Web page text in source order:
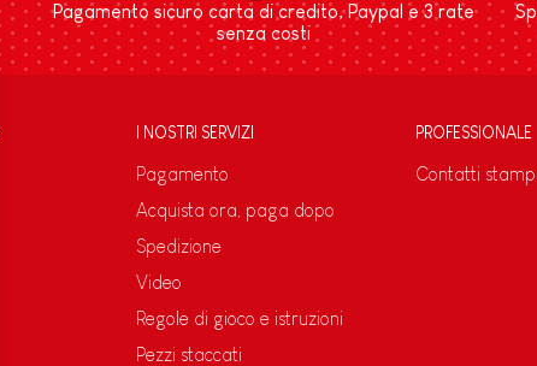
Pagamento sicuro carta di credito, Paypal e 3 rate
senza costi
I NOSTRI SERVIZI
Pagamento
Acquista ora, paga dopo
Spedizione
Video
Regole di gioco e istruzioni
Pezzi staccati
PROFESSIONALE
Contatti